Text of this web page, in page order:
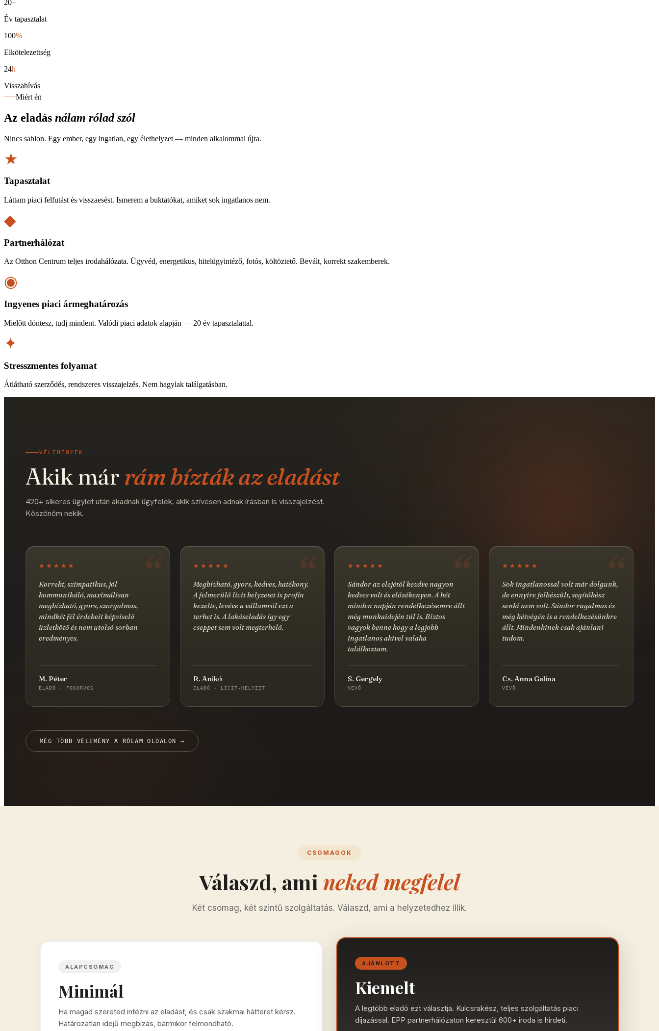
20+
Év tapasztalat
100%
Elkötelezettség
24h
Visszahívás
Miért én
Az eladás nálam rólad szól
Nincs sablon. Egy ember, egy ingatlan, egy élethelyzet — minden alkalommal újra.
★
Tapasztalat
Láttam piaci felfutást és visszaesést. Ismerem a buktatókat, amiket sok ingatlanos nem.
◆
Partnerhálózat
Az Otthon Centrum teljes irodahálózata. Ügyvéd, energetikus, hitelügyintéző, fotós, költöztető. Bevált, korrekt szakemberek.
◉
Ingyenes piaci ármeghatározás
Mielőtt döntesz, tudj mindent. Valódi piaci adatok alapján — 20 év tapasztalattal.
✦
Stresszmentes folyamat
Átlátható szerződés, rendszeres visszajelzés. Nem hagylak találgatásban.
VÉLEMÉNYEK
Akik már rám bízták az eladást
420+ sikeres ügylet után akadnak ügyfelek, akik szívesen adnak írásban is visszajelzést.
Köszönöm nekik.
★★★★★
Korrekt, szimpatikus, jól
kommunikáló, maximálisan
megbízható, gyors, szorgalmas,
mindkét fél érdekeit képviselő
üzletkötő és nem utolsó sorban
eredményes.
M. Péter
ELADÓ · FOGORVOS
★★★★★
Megbízható, gyors, kedves, hatékony.
A felmerülő licit helyzetet is profin
kezelte, levéve a vállamról ezt a
terhet is. A lakáseladás így egy
cseppet sem volt megterhelő.
R. Anikó
ELADÓ · LICIT-HELYZET
★★★★★
Sándor az elejétől kezdve nagyon
kedves volt és előzékenyen. A hét
minden napján rendelkezésemre állt
még munkaidején túl is. Biztos
vagyok benne hogy a legjobb
ingatlanos akivel valaha
találkoztam.
S. Gergely
VEVŐ
★★★★★
Sok ingatlanossal volt már dolgunk,
de ennyire felkészült, segítőkész
senki nem volt. Sándor rugalmas és
még hétvégén is a rendelkezésünkre
állt. Mindenkinek csak ajánlani
tudom.
Cs. Anna Galina
VEVŐ
MÉG TÖBB VÉLEMÉNY A RÓLAM OLDALON →
CSOMAGOK
Válaszd, amineked megfelel
Két csomag, két szintű szolgáltatás. Válaszd, ami a helyzetedhez illik.
ALAPCSOMAG
Minimál
Ha magad szereted intézni az eladást, és csak szakmai hátteret kérsz.
Határozatlan idejű megbízás, bármikor felmondható.
AJÁNLOTT
Kiemelt
A legtöbb eladó ezt választja. Kulcsrakész, teljes szolgáltatás piaci
díjazással. EPP partnerhálózaton keresztül 600+ iroda is hirdeti.